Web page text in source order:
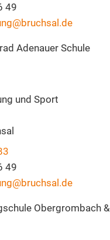
49
Adenauer Schule
und Sport
49
Obergrombach &